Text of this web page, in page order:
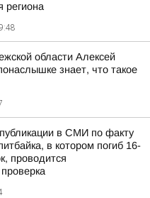
региона
области Алексей
знает, что такое
в СМИ по факту
в котором погиб 16-
проводится